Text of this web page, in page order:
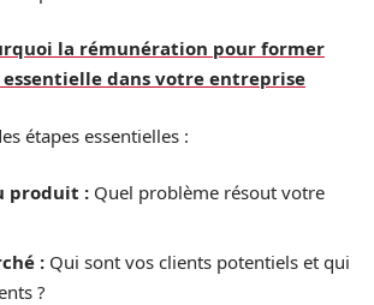
la rémunération pour former
dans votre entreprise
étapes essentielles :
produit : Quel problème résout votre
: Qui sont vos clients potentiels et qui
?